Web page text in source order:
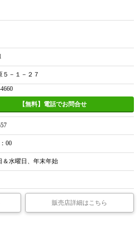
５－１－２７
【無料】電話でお問合せ
00
＆水曜日、年末年始
販売店詳細はこちら